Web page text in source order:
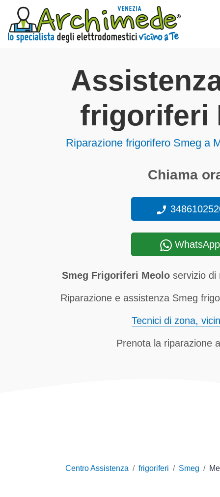
frigoriferi
Riparazione frigorifero Smeg a
Chiama
WhatsApp
Smeg Frigoriferi Meoloservizio di
Riparazione e assistenza Smeg
Tecnici di zona,
Prenota la riparazione
Centro Assistenza frigoriferi Smeg